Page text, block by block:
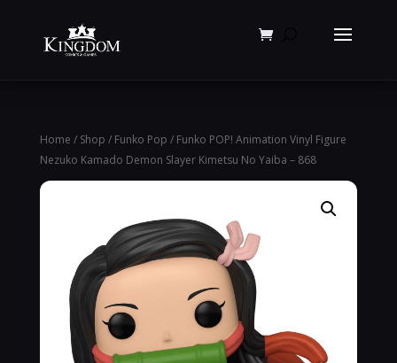
Home / Shop / Funko Pop / Funko POP! Animation Vinyl Figure
Nezuko Kamado Demon Slayer Kimetsu No Yaiba – 868